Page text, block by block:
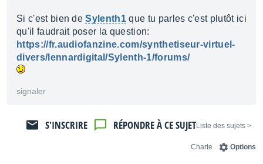
Si c'est bien deSylenth1 que tu parles c'est plutôt ici
qu'il faudrait poser la question:
https://fr.audiofanzine.com/synthetiseur-virtuel-
divers/lennardigital/Sylenth-1/forums/
signaler
< Liste des sujets
RÉPONDRE À CE SUJET
S'INSCRIRE
Options
Charte